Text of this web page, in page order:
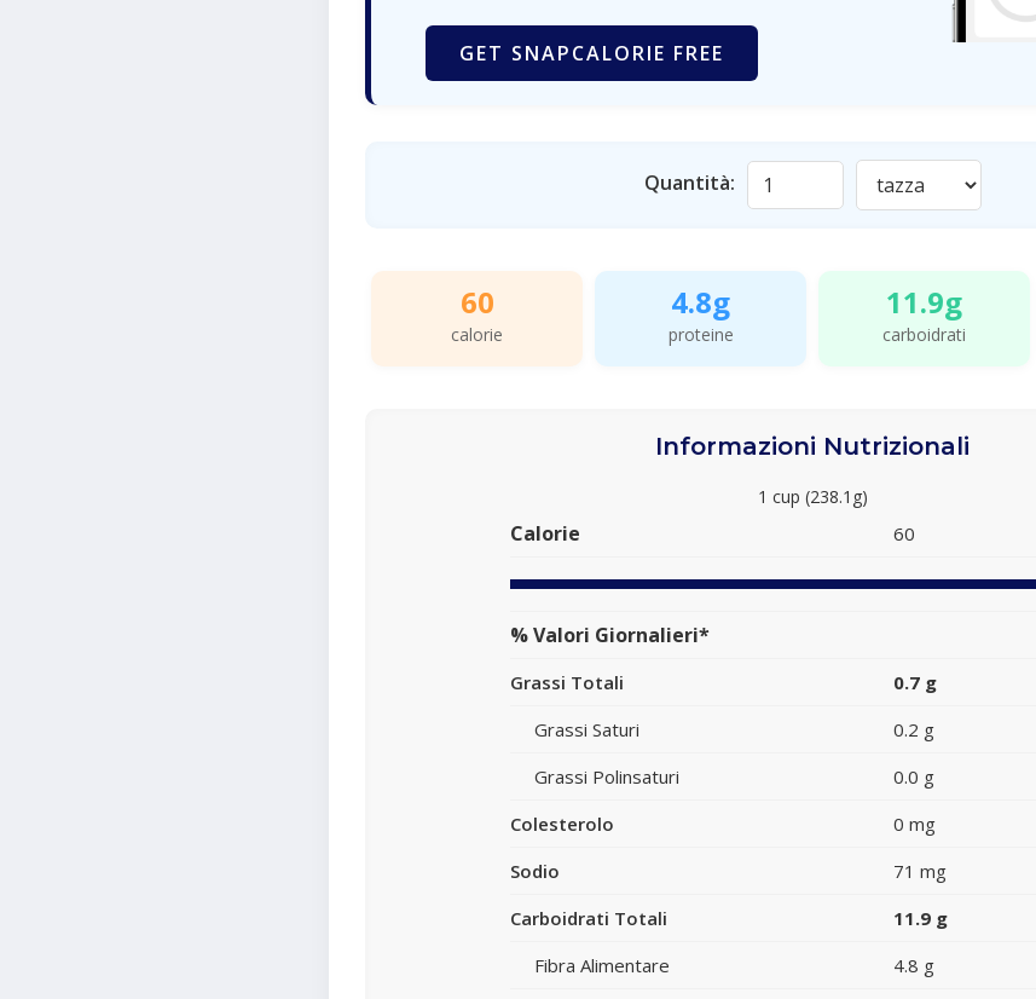
GET SNAPCALORIE FREE
Quantità:
60
calorie
4.8g
proteine
11.9g
carboidrati
Informazioni Nutrizionali
1 cup (238.1g)
Calorie 60
% Valori Giornalieri*
Grassi Totali 0.7 g
Grassi Saturi
0.2 g
Grassi Polinsaturi
0.0 g
Colesterolo
0 mg
Sodio
71 mg
Carboidrati Totali
11.9 g
Fibra Alimentare
4.8 g